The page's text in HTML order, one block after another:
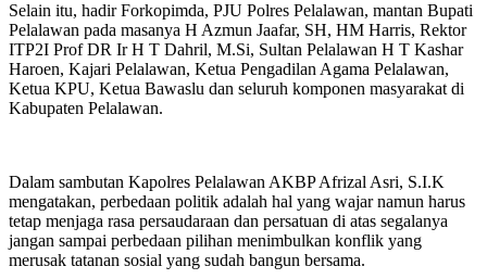
Selain itu, hadir Forkopimda, PJU Polres Pelalawan, mantan Bupati
Pelalawan pada masanya H Azmun Jaafar, SH, HM Harris, Rektor
ITP2I Prof DR Ir H T Dahril, M.Si, Sultan Pelalawan H T Kashar
Haroen, Kajari Pelalawan, Ketua Pengadilan Agama Pelalawan,
Ketua KPU, Ketua Bawaslu dan seluruh komponen masyarakat di
Kabupaten Pelalawan.
Dalam sambutan Kapolres Pelalawan AKBP Afrizal Asri, S.I.K
mengatakan, perbedaan politik adalah hal yang wajar namun harus
tetap menjaga rasa persaudaraan dan persatuan di atas segalanya
jangan sampai perbedaan pilihan menimbulkan konflik yang
merusak tatanan sosial yang sudah bangun bersama.